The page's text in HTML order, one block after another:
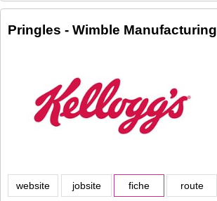
Pringles - Wimble Manufacturing
website jobsite fiche route